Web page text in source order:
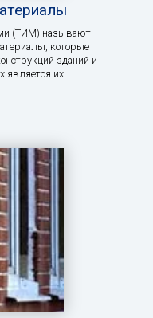
(ТИМ) называют
которые
зданий и
является их